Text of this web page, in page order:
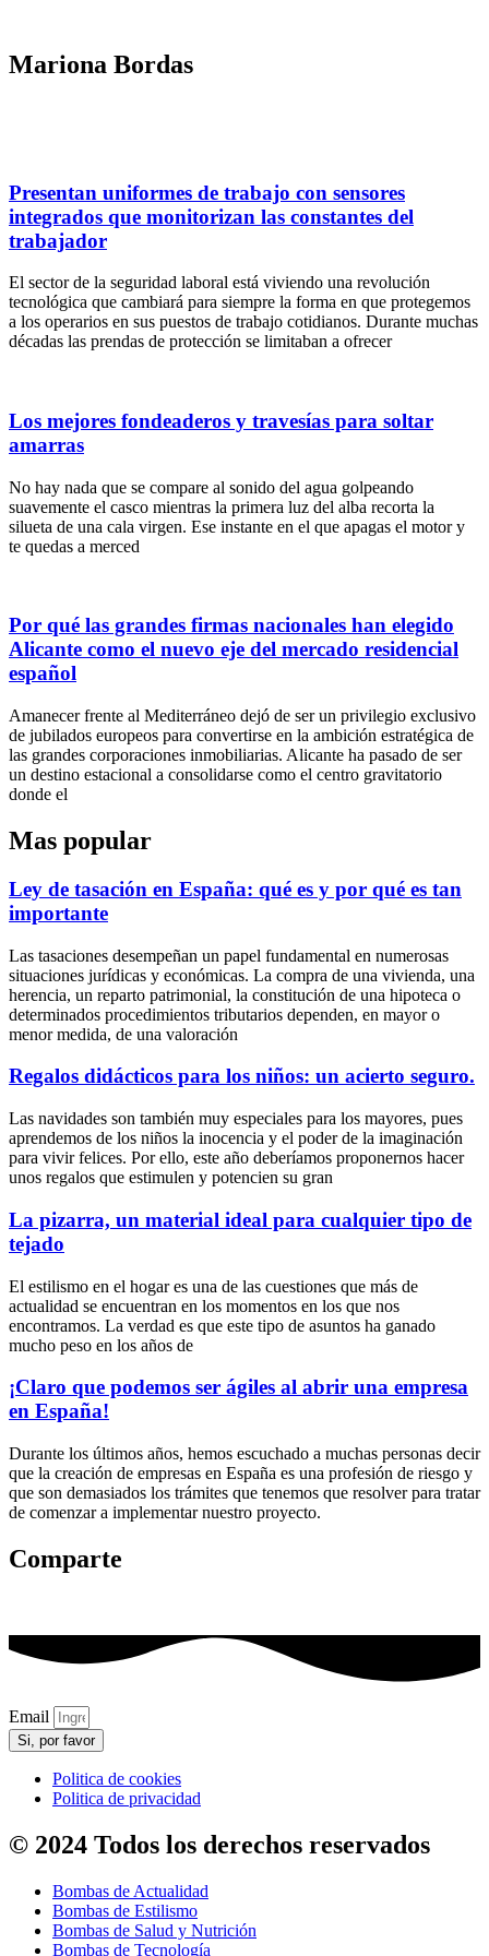
contenido
Mariona Bordas
Presentan uniformes de trabajo con sensores
integrados que monitorizan las constantes del
trabajador
El sector de la seguridad laboral está viviendo una revolución
tecnológica que cambiará para siempre la forma en que protegemos
a los operarios en sus puestos de trabajo cotidianos. Durante muchas
décadas las prendas de protección se limitaban a ofrecer
Los mejores fondeaderos y travesías para soltar
amarras
No hay nada que se compare al sonido del agua golpeando
suavemente el casco mientras la primera luz del alba recorta la
silueta de una cala virgen. Ese instante en el que apagas el motor y
te quedas a merced
Por qué las grandes firmas nacionales han elegido
Alicante como el nuevo eje del mercado residencial
español
Amanecer frente al Mediterráneo dejó de ser un privilegio exclusivo
de jubilados europeos para convertirse en la ambición estratégica de
las grandes corporaciones inmobiliarias. Alicante ha pasado de ser
un destino estacional a consolidarse como el centro gravitatorio
donde el
Mas popular
Ley de tasación en España: qué es y por qué es tan
importante
Las tasaciones desempeñan un papel fundamental en numerosas
situaciones jurídicas y económicas. La compra de una vivienda, una
herencia, un reparto patrimonial, la constitución de una hipoteca o
determinados procedimientos tributarios dependen, en mayor o
menor medida, de una valoración
Regalos didácticos para los niños: un acierto seguro.
Las navidades son también muy especiales para los mayores, pues
aprendemos de los niños la inocencia y el poder de la imaginación
para vivir felices. Por ello, este año deberíamos proponernos hacer
unos regalos que estimulen y potencien su gran
La pizarra, un material ideal para cualquier tipo de
tejado
El estilismo en el hogar es una de las cuestiones que más de
actualidad se encuentran en los momentos en los que nos
encontramos. La verdad es que este tipo de asuntos ha ganado
mucho peso en los años de
¡Claro que podemos ser ágiles al abrir una empresa
en España!
Durante los últimos años, hemos escuchado a muchas personas decir
que la creación de empresas en España es una profesión de riesgo y
que son demasiados los trámites que tenemos que resolver para tratar
de comenzar a implementar nuestro proyecto.
Comparte
Email
Si, por favor
Politica de cookies
Politica de privacidad
© 2024 Todos los derechos reservados
Bombas de Actualidad
Bombas de Estilismo
Bombas de Salud y Nutrición
Bombas de Tecnología